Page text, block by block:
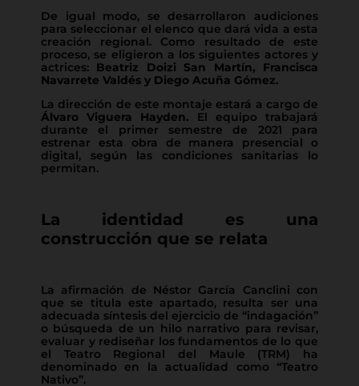
De igual modo, se desarrollaron audiciones
para seleccionar el elenco que dará vida a esta
creación regional. Como resultado de este
proceso, se eligieron a los siguientes actores y
actrices: Beatriz Doizi San Martín, Francisca
Navarrete Valdés y Diego Acuña Gómez.
La dirección de este montaje estará a cargo de
Álvaro Viguera Hayden. El equipo trabajará
durante el primer semestre de 2021 para
estrenar esta obra de manera presencial o
digital, según las condiciones sanitarias lo
permitan.
La identidad es una
construcción que se relata
La afirmación de Néstor García Canclini con
que se titula este apartado, resulta ser una
adecuada síntesis del ejercicio de “indagación”
o búsqueda de un hilo narrativo para revisar,
evaluar y rediseñar los fundamentos de lo que
el Teatro Regional del Maule (TRM) ha
denominado en la actualidad como “Teatro
Nativo”.